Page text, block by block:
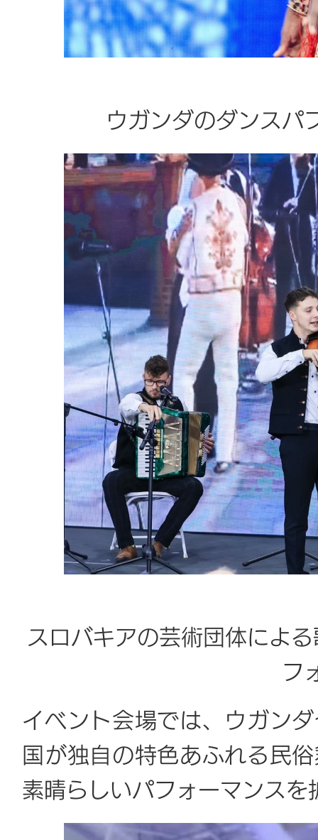
ウガンダのダンスパ
スロバキアの芸術団体によ
フ
イベント会場では、ウガン
国が独自の特色あふれる民
素晴らしいパフォーマンスを